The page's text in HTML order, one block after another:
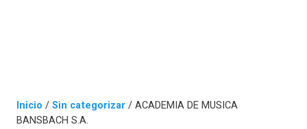
Inicio /Sin categorizar/ ACADEMIA DE MUSICA
BANSBACH S.A.